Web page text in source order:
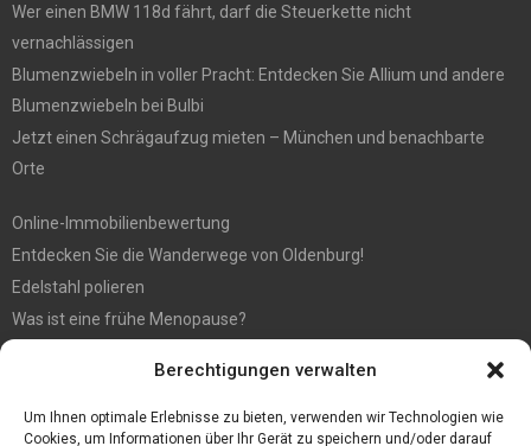
Berechtigungen verwalten
Um Ihnen optimale Erlebnisse zu bieten, verwenden wir Technologien wie
Cookies, um Informationen über Ihr Gerät zu speichern und/oder darauf
Wer einen BMW 118d fährt, darf die Steuerkette nicht
vernachlässigen
Blumenzwiebeln in voller Pracht: Entdecken Sie Allium und andere
Blumenzwiebeln bei Bulbi
Jetzt einen Schrägaufzug mieten – München und benachbarte
Orte
Online-Immobilienbewertung
Entdecken Sie die Wanderwege von Oldenburg!
Edelstahl polieren
Was ist eine frühe Menopause?
Tipps für günstige Parkplätze am Flughafen Köln
5 Dinge, die Sie tun müssen, wenn Sie nach Ibiza reisen